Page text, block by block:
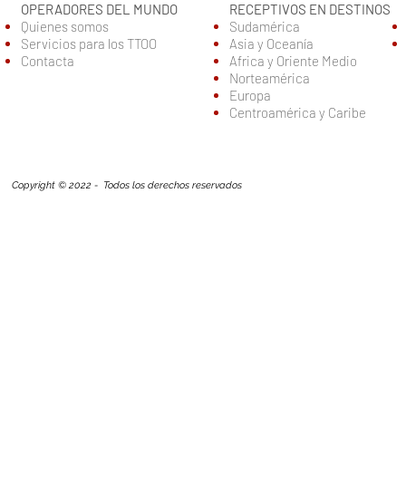
OPERADORES DEL MUNDO
Quienes somos
Servicios para los TTOO
Contacta
RECEPTIVOS EN DESTINOS
Sudamérica
Asia y Oceanía
Africa y Oriente Medio
Norteamérica
Europa
Centroamérica y Caribe
Copyright © 2022 - Todos los derechos reservados